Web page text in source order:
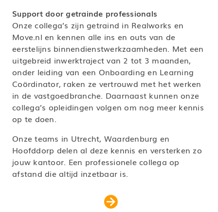
Support door getrainde professionals
Onze collega’s zijn getraind in Realworks en
Move.nl en kennen alle ins en outs van de
eerstelijns binnendienstwerkzaamheden. Met een
uitgebreid inwerktraject van 2 tot 3 maanden,
onder leiding van een Onboarding en Learning
Coördinator, raken ze vertrouwd met het werken
in de vastgoedbranche. Daarnaast kunnen onze
collega’s opleidingen volgen om nog meer kennis
op te doen.
Onze teams in Utrecht, Waardenburg en
Hoofddorp delen al deze kennis en versterken zo
jouw kantoor. Een professionele collega op
afstand die altijd inzetbaar is.